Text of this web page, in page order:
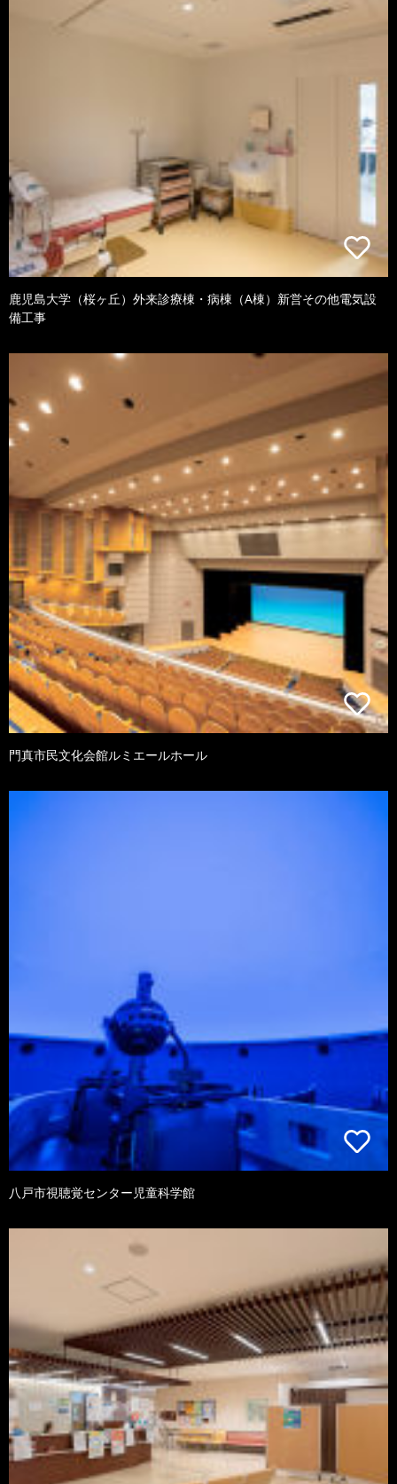
鹿児島大学（桜ヶ丘）外来診療棟・病棟（A棟）新営その他電気設
備工事
門真市民文化会館ルミエールホール
八戸市視聴覚センター児童科学館